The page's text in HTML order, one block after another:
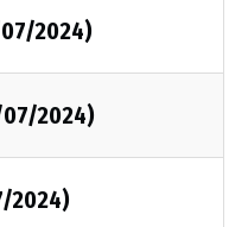
2024)
2024)
2024)